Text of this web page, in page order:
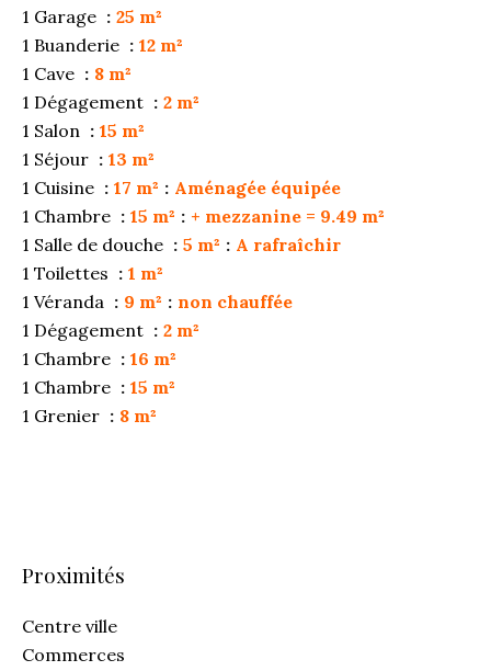
1 Garage
25 m²
1 Buanderie
12 m²
1 Cave
8 m²
1 Dégagement
2 m²
1 Salon
15 m²
1 Séjour
13 m²
1 Cuisine
17 m²
Aménagée équipée
1 Chambre
15 m²
+ mezzanine = 9.49 m²
1 Salle de douche
5 m²
A rafraîchir
1 Toilettes
1 m²
1 Véranda
9 m²
non chauffée
1 Dégagement
2 m²
1 Chambre
16 m²
1 Chambre
15 m²
1 Grenier
8 m²
Proximités
Centre ville
Commerces